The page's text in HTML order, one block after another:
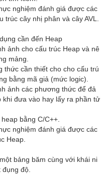
nghiệm đánh giá được các
cây nhị phân và cây AVL.
cần đến Heap
ảnh cho cấu trúc Heap và nê
mảng.
thức cần thiết cho cho cấu trú
bằng mã giả (mức logic).
ảnh các phương thức để đả
khi đưa vào hay lấy ra phần tử
bằng C/C++.
nghiệm đánh giá được các
Heap.
bảng băm cùng với khái ni
độ.